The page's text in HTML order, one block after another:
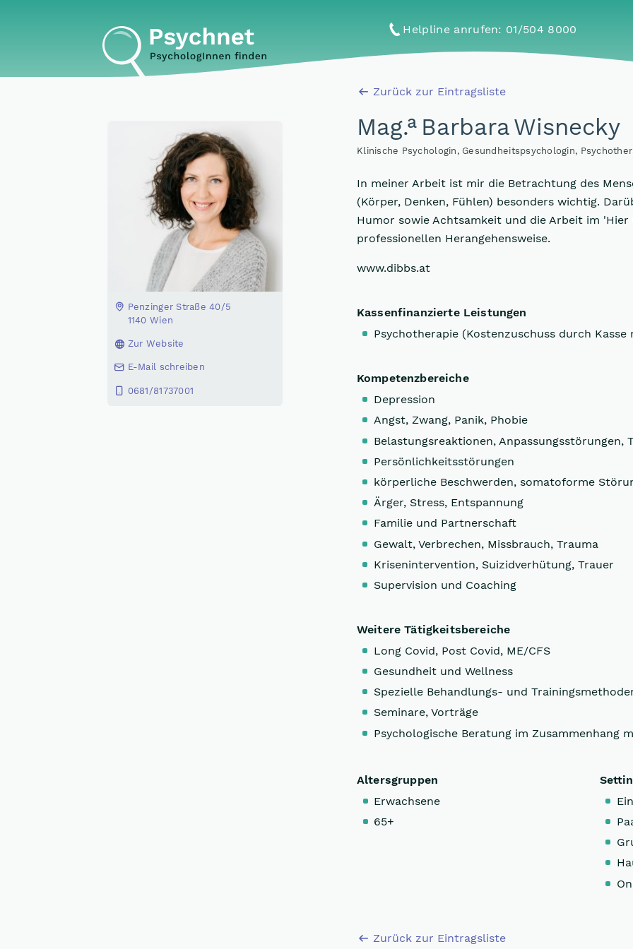
Helpline anrufen: 01/504 8000
Zurück zur Eintragsliste
Mag.aBarbara Wisnecky
Klinische Psychologin, Gesundheitspsychologin,
Penzinger Straße 40/5
1140 Wien
Zur Website
E-Mail schreiben
0681/81737001
In meiner Arbeit ist mir die Betrachtung des
(Körper, Denken, Fühlen) besonders wichtig.
Humor sowie Achtsamkeit und die Arbeit im
professionellen Herangehensweise.
www.dibbs.at
Kassenfinanzierte Leistungen
Psychotherapie (Kostenzuschuss durch Kasse
Kompetenzbereiche
Depression
Angst, Zwang, Panik, Phobie
Belastungsreaktionen, Anpassungsstörungen,
Persönlichkeitsstörungen
körperliche Beschwerden, somatoforme
Ärger, Stress, Entspannung
Familie und Partnerschaft
Gewalt, Verbrechen, Missbrauch, Trauma
Krisenintervention, Suizidverhütung, Trauer
Supervision und Coaching
Weitere Tätigkeitsbereiche
Long Covid, Post Covid, ME/CFS
Gesundheit und Wellness
Spezielle Behandlungs- und
Seminare, Vorträge
Psychologische Beratung im Zusammenhang
Altersgruppen
Erwachsene
65+
Zurück zur Eintragsliste